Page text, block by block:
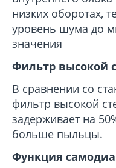
низких оборотах,
уровень шума до
значения
Фильтр высокой
В сравнении со
фильтр высокой
задерживает на
больше пыльцы.
Функция